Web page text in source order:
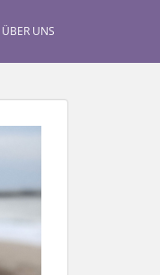
ÜBER UNS